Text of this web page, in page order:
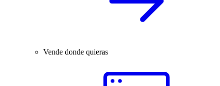
Vende donde quieras